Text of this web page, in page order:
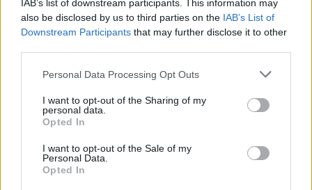
IAB’s list of downstream participants. This information may
also be disclosed by us to third parties on the IAB’s List of
Downstream Participants that may further disclose it to other
Personal Data Processing Opt Outs
I want to opt-out of the Sharing of my
personal data.
Opted In
I want to opt-out of the Sale of my
Personal Data.
Opted In